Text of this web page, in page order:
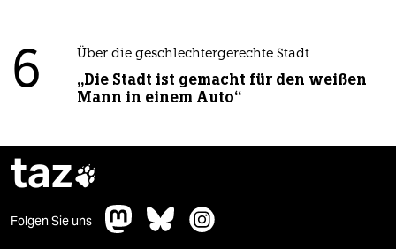
6 Über die geschlechtergerechte Stadt
„Die Stadt ist gemacht für den weißen
Mann in einem Auto“
taz
Folgen Sie uns